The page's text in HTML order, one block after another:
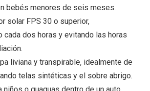
bebés menores de seis meses.
solar FPS 30 o superior,
cada dos horas y evitando las horas
liviana y transpirable, idealmente de
telas sintéticas y el sobre abrigo.
niños o guaguas dentro de un auto